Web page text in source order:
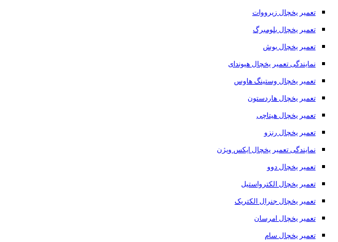
تعمیر یخچال زیرووات
تعمیر یخچال بلومبرگ
تعمیر یخچال بوش
نمایندگی تعمیر یخچال هیوندای
تعمیر یخچال وستینگ هاوس
تعمیر یخچال هاردستون
تعمیر یخچال هیتاچی
تعمیر یخچال رنزو
نمایندگی تعمیر یخچال ایکس ویژن
تعمیر یخچال دوو
تعمیر یخچال الکترواستیل
تعمیر یخچال جنرال الکتریک
تعمیر یخچال امرسان
تعمیر یخچال سام